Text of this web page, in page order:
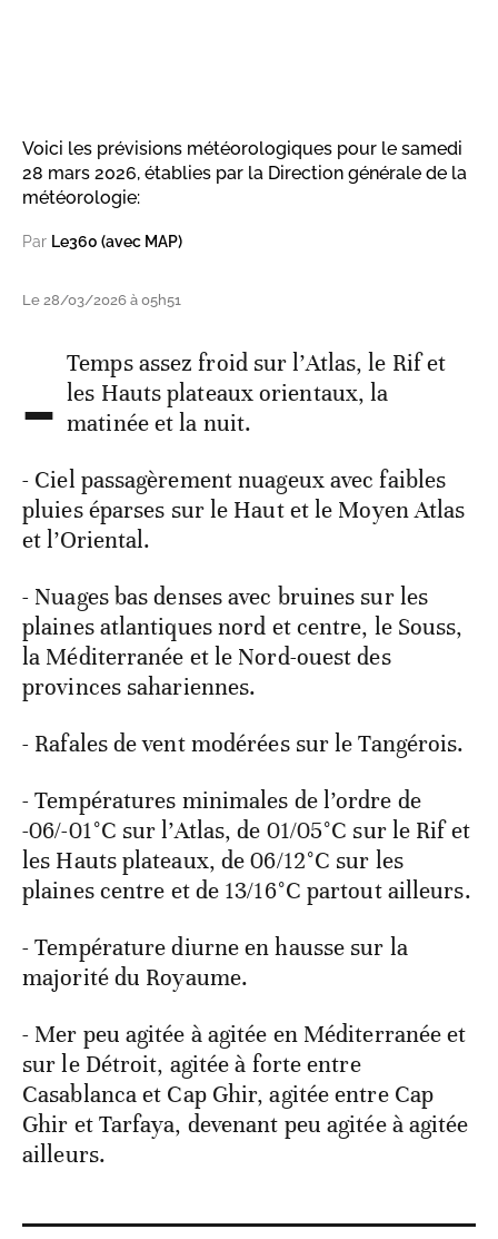
Voici les prévisions météorologiques pour le samedi
28 mars 2026, établies par la Direction générale de la
météorologie:
Par Le360 (avec MAP)
Le 28/03/2026 à 05h51
- Temps assez froid sur l’Atlas, le Rif et
les Hauts plateaux orientaux, la
matinée et la nuit.
- Ciel passagèrement nuageux avec faibles
pluies éparses sur le Haut et le Moyen Atlas
et l’Oriental.
- Nuages bas denses avec bruines sur les
plaines atlantiques nord et centre, le Souss,
la Méditerranée et le Nord-ouest des
provinces sahariennes.
- Rafales de vent modérées sur le Tangérois.
- Températures minimales de l’ordre de
-06/-01°C sur l’Atlas, de 01/05°C sur le Rif et
les Hauts plateaux, de 06/12°C sur les
plaines centre et de 13/16°C partout ailleurs.
- Température diurne en hausse sur la
majorité du Royaume.
- Mer peu agitée à agitée en Méditerranée et
sur le Détroit, agitée à forte entre
Casablanca et Cap Ghir, agitée entre Cap
Ghir et Tarfaya, devenant peu agitée à agitée
ailleurs.